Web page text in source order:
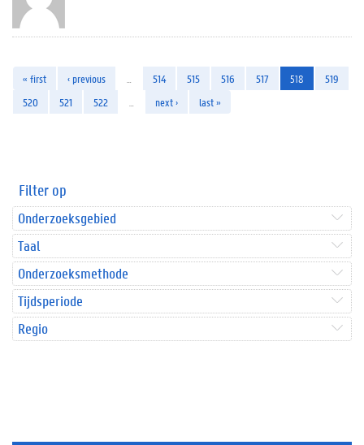
« first ‹ previous 514 515 516 517 518
519
520
521 522 next › last »
Filter op
Onderzoeksgebied
Taal
Onderzoeksmethode
Tijdsperiode
Regio